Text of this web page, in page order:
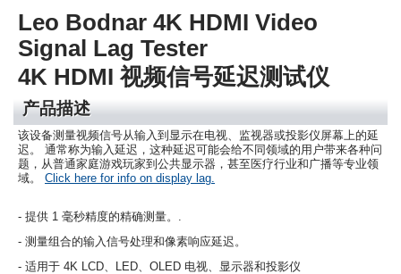
Leo Bodnar 4K HDMI Video
Signal Lag Tester
4K HDMI 视频信号延迟测试仪
产品描述
该设备测量视频信号从输入到显示在电视、监视器或投影仪屏幕上的延
迟。 通常称为输入延迟，这种延迟可能会给不同领域的用户带来各种问
题，从普通家庭游戏玩家到公共显示器，甚至医疗行业和广播等专业领
域。 Click here for info on display lag.
- 提供 1 毫秒精度的精确测量。.
- 测量组合的输入信号处理和像素响应延迟。
- 适用于 4K LCD、LED、OLED 电视、显示器和投影仪